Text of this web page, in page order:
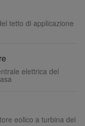
tetto di applicazione
elettrica del
eolico a turbina del